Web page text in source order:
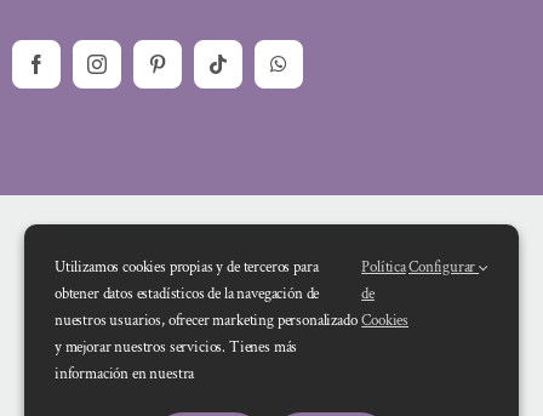
Financiado por la Unión Europea – NextGenerationEU. Sin embargo, los
Utilizamos cookies propias y de terceros para
obtener datos estadísticos de la navegación de
nuestros usuarios, ofrecer marketing personalizado
y mejorar nuestros servicios. Tienes más
información en nuestra
Política
de
Cookies
Configurar